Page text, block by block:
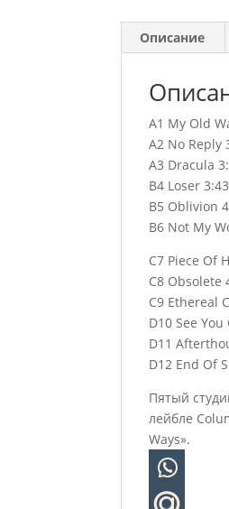
Описание
A1 My Old
A2 No Reply
A3 Dracula
B4 Loser 3:43
B5 Oblivion
B6 Not My
C7 Piece Of
C8 Obsolete
C9 Ethereal
D10 See
D11
D12 End Of
Пятый
лейбле
Ways».